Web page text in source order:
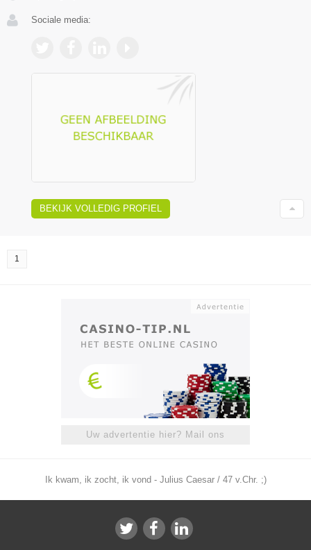
Sociale media:
BEKIJK VOLLEDIG PROFIEL
1
Uw advertentie hier? Mail ons
Ik kwam, ik zocht, ik vond - Julius Caesar / 47 v.Chr. ;)